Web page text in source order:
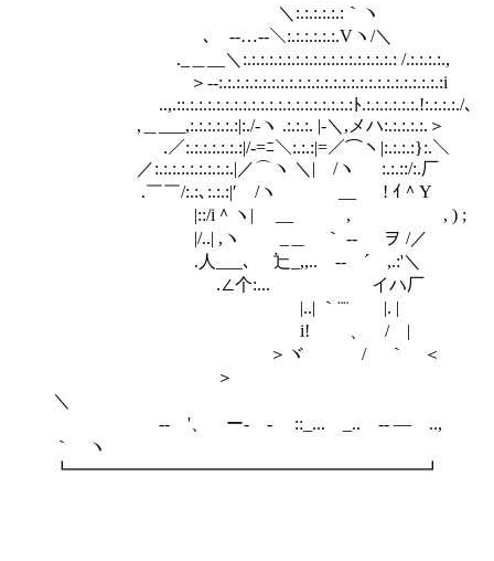
＼:.:.:.:.:.:｀ヽ
､ -‐…‐-＼:.:.:.:.:.:.Vヽ/＼
._＿__＼:.:.:.:.:.:.:.:.:.:.:.:.:.:.:.:.:.: /.:.:.:.:.,
＞‐-:.:.:.:.:.:.:.:.:.:.:.:.:.:.:.:.:.:.:.:.:.:.:.:.:.:i
..,.::.:.:.:.:.:.:.:.:.:.:.:.:.:.:.:.:.:.:.:ﾄ.:.:.:.:.:.:.!:.:.:.:./､
,＿___,:.:.:.:.:.:|:./‐ヽ .:.:.:. |-＼,メハ:.:.:.:.:.＞
.／:.:.:.:.:.:.:|/-=ﾆ＼:.:.:|=／⌒ヽ|:.:.:.:}:.＼
／:.:.:.:.:.:.:.:.:.|／⌒ヽ ＼| /ヽ :.:.::/:.厂
.￣￣/:.:､:.:.:|′ /ヽ __ ! ｲ＾Y
|::/i＾ヽ| __ , , ) ;
|/..| ,ヽ _＿ ｀ -‐ ヲ /／
.人___､ 辷_,,.. -‐ ´ ,.:'＼
.∠个:... イハ厂
|..| ｀¨¨ |. |
i! 、 / |
＞ヾ / ｀ ＜
＞
＼
-‐ '、 ー- - ::_... _.. -‐ ― ..,
｀ ヽ
┗━━━━━━━━━━━━━━━━━━━━┛